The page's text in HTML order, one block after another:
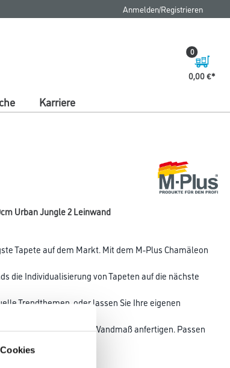
Anmelden/Registrieren
0,00 €
0
Karriere
Urban Jungle 2 Leinwand
Tapete auf dem Markt. Mit dem M-Plus Chamäleon
die Individualisierung von Tapeten auf die nächste
Trendthemen, oder lassen Sie Ihre eigenen
lassen sich in jedem Wandmaß anfertigen. Passen